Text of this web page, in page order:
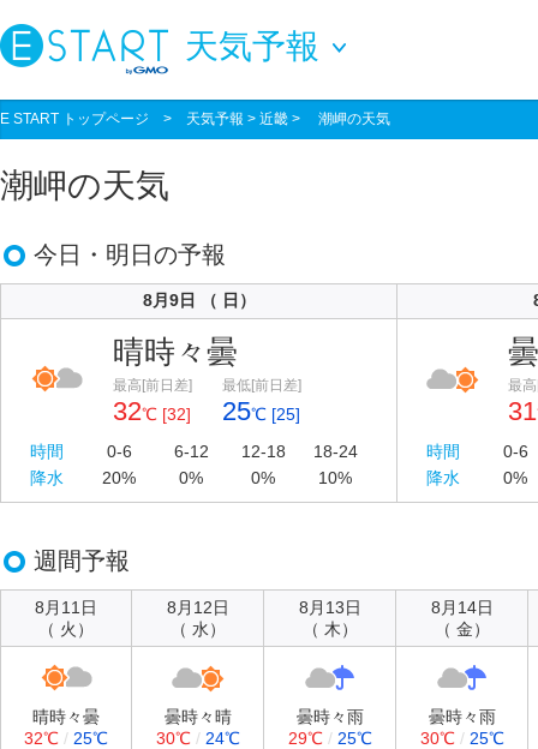
天気予報
E START トップページ > 天気予報 > 近畿 > 潮岬の天気
潮岬の天気
今日・明日の予報
8月9日 （ 日）
晴時々曇
最高[前日差]
32℃ [32]
最低[前日差]
25℃ [25]
最
31
時間
0-6 6-12 12-18
18-24
降水
20% 0% 0% 10%
時間
0-6
降水
0%
週間予報
8月11日
（ 火）
8月12日
（ 水）
8月13日
（ 木）
8月14日
（ 金）
晴時々曇
32℃ / 25℃
曇時々晴
30℃/ 24℃
曇時々雨
29℃/ 25℃
曇時々雨
30℃/ 25℃